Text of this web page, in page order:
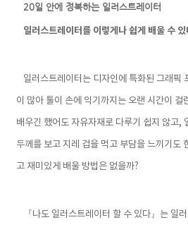
20일 안에 정복하는 일러스트레이터
일러스트레이터를 이렇게나 쉽게 배울 수 있
일러스트레이터는 디자인에 특화된 그래픽
이 많아 툴이 손에 익기까지는 오랜 시간이
배우긴 했어도 자유자재로 다루기 쉽지 않고,
두께를 보고 지레 겁을 먹고 부담을 느끼기도
고 재미있게 배울 방법은 없을까?
『나도 일러스트레이터 할 수 있다』는 일